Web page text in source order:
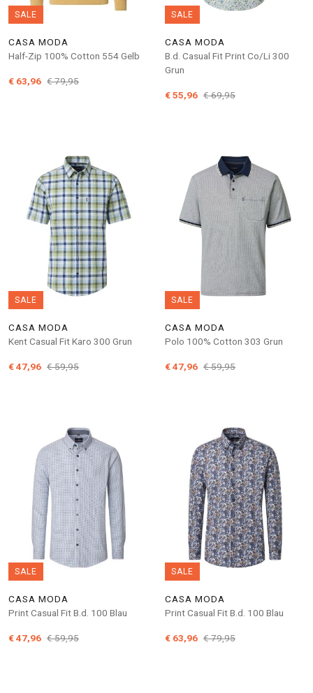
SALE
CASA MODA
Half-Zip 100% Cotton 554 Gelb
€ 79,95
€ 63,96
SALE
CASA MODA
B.d. Casual Fit Print Co/Li 300
Grun
€ 69,95
€ 55,96
SALE
CASA MODA
Kent Casual Fit Karo 300 Grun
€ 59,95
€ 47,96
SALE
CASA MODA
Polo 100% Cotton 303 Grun
€ 59,95
€ 47,96
SALE
CASA MODA
Print Casual Fit B.d. 100 Blau
€ 59,95
€ 47,96
SALE
CASA MODA
Print Casual Fit B.d. 100 Blau
€ 79,95
€ 63,96